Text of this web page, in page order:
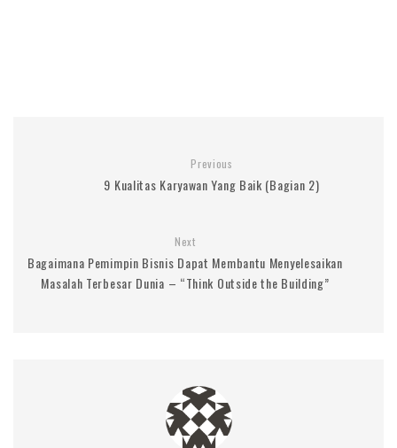
Previous
9 Kualitas Karyawan Yang Baik (Bagian 2)
Next
Bagaimana Pemimpin Bisnis Dapat Membantu Menyelesaikan
Masalah Terbesar Dunia – “Think Outside the Building”